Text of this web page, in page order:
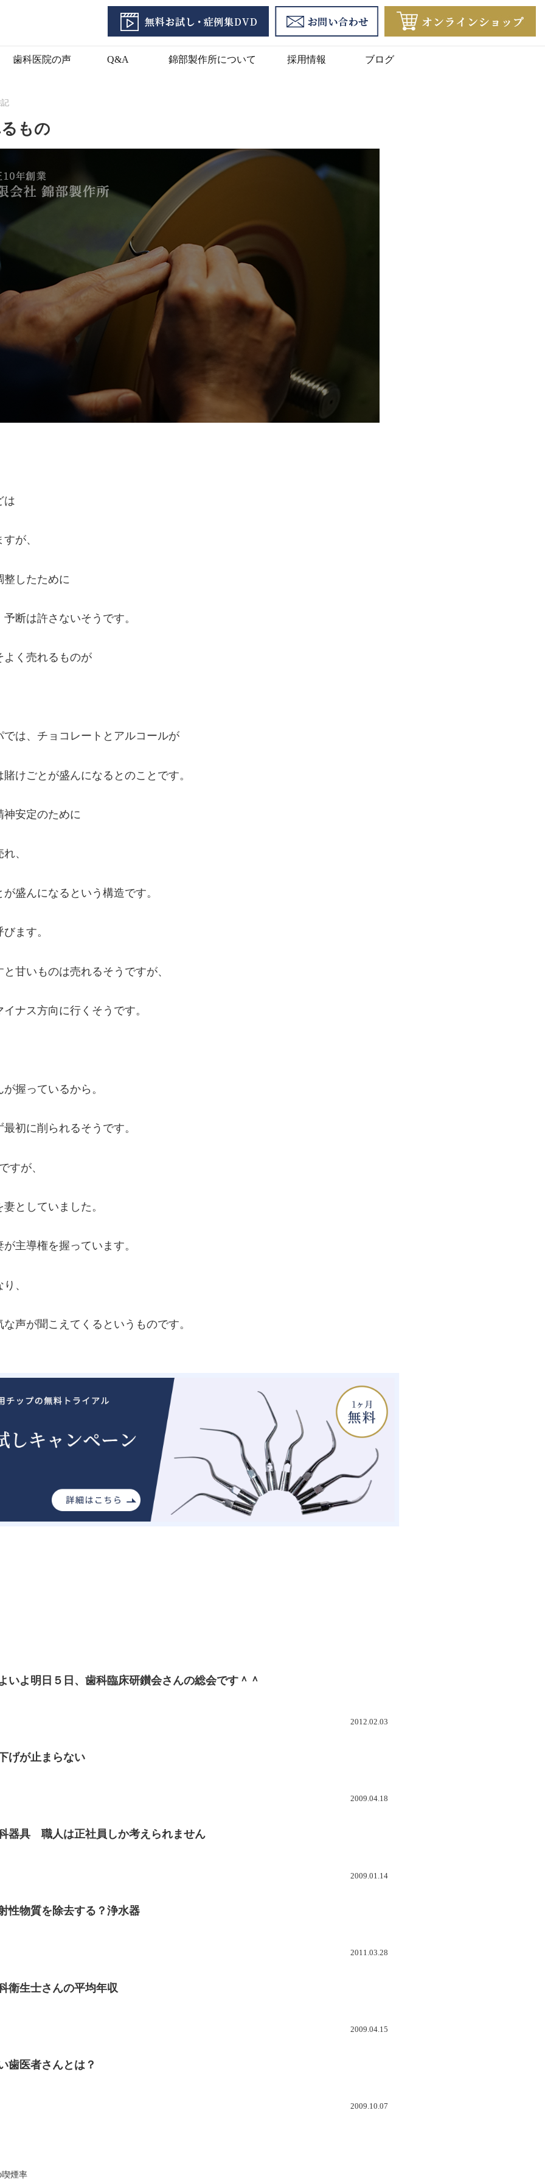
歯科医院の声 Q&A 錦部製作所について 採用情報 ブログ
もの
は
が、
整したために
断は許さないそうです。
よく売れるものが
は、チョコレートとアルコールが
けごとが盛んになるとのことです。
神安定のために
、
盛んになるという構造です。
びます。
甘いものは売れるそうですが、
ナス方向に行くそうです。
握っているから。
初に削られるそうです。
すが、
としていました。
主導権を握っています。
、
声が聞こえてくるというものです。
いよ明日５日、歯科臨床研鑚会さんの総会です＾＾
2012.02.03
げが止まらない
2009.04.18
器具 職人は正社員しか考えられません
2009.01.14
性物質を除去する？浄水器
2011.03.28
衛生士さんの平均年収
2009.04.15
歯医者さんとは？
2009.10.07
煙率